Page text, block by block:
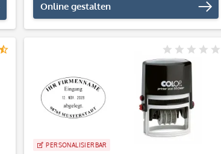
Online gestalten
PERSONALISIERBAR